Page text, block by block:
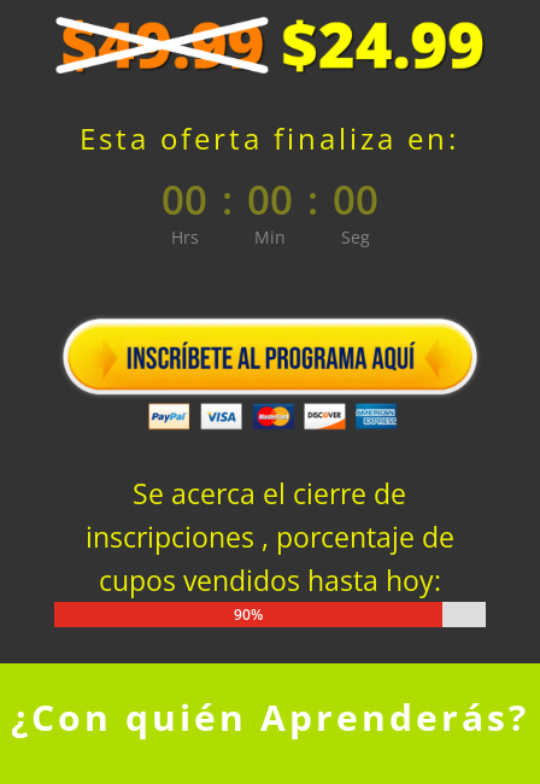
Esta oferta finaliza en:
00
Hrs
: 00
Min
: 00
Seg
Se acerca el cierre de
inscripciones , porcentaje de
cupos vendidos hasta hoy:
90%
90%
¿Con quién Aprenderás?